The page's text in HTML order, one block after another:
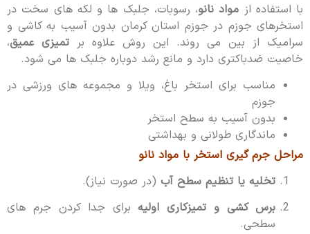
با استفاده از مواد نانو، رسوبات، جلبک ها و لکه های سخت در
استخرهای جوزم در جوزم استان کرمان بدون آسیب به کاشی و
سرامیک از بین می روند. این روش علاوه بر تمیزی عمیق،
خاصیت ضدباکتری دارد و مانع رشد دوباره جلبک ها می شود.
مناسب برای استخر باغ، ویلا و مجموعه های ورزشی در
جوزم
بدون آسیب به سطح استخر
ماندگاری طولانی و بهداشتی
مراحل جرم گیری استخر با مواد نانو
تخلیه یا تنظیم سطح آب(در صورت نیاز).
برس کشی و تمیزکاری اولیهبرای جدا کردن جرم های
سطحی.